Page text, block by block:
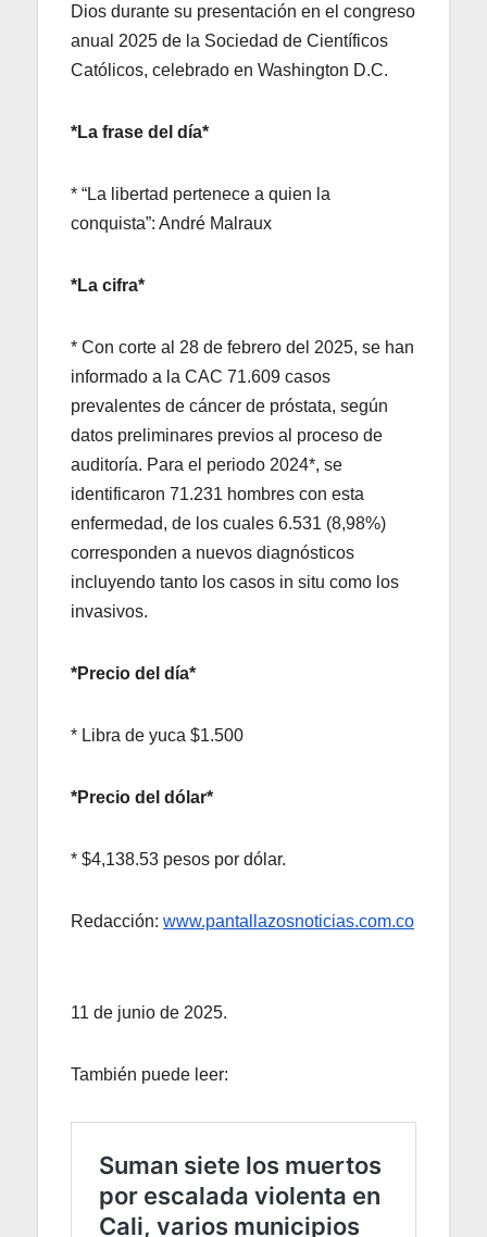
Dios durante su presentación en el congreso
anual 2025 de la Sociedad de Científicos
Católicos, celebrado en Washington D.C.
*La frase del día*
* “La libertad pertenece a quien la
conquista”: André Malraux
*La cifra*
* Con corte al 28 de febrero del 2025, se han
informado a la CAC 71.609 casos
prevalentes de cáncer de próstata, según
datos preliminares previos al proceso de
auditoría. Para el periodo 2024*, se
identificaron 71.231 hombres con esta
enfermedad, de los cuales 6.531 (8,98%)
corresponden a nuevos diagnósticos
incluyendo tanto los casos in situ como los
invasivos.
*Precio del día*
* Libra de yuca $1.500
*Precio del dólar*
* $4,138.53 pesos por dólar.
Redacción: www.pantallazosnoticias.com.co
11 de junio de 2025.
También puede leer: